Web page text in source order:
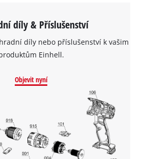
byUsercentrics Consent
Management Platform
díly & Příslušenství
díly nebo příslušenství k vašim
Einhell.
Objevit nyní